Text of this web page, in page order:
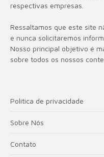
respectivas empresas.
Ressaltamos que este site
e nunca solicitaremos
Nosso principal objetivo é
sobre todos os nossos
Política de privacidade
Sobre Nós
Contato